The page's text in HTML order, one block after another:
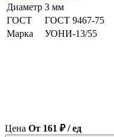
Диаметр 3 мм
ГОСТ
ГОСТ 9467-75
Марка
УОНИ-13/55
Цена От 161 ₽ / ед